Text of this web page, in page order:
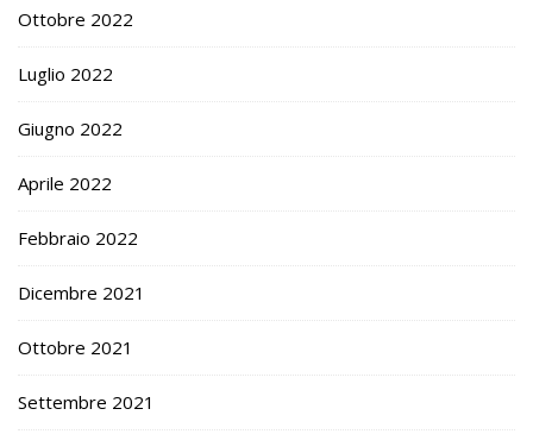
Ottobre 2022
Luglio 2022
Giugno 2022
Aprile 2022
Febbraio 2022
Dicembre 2021
Ottobre 2021
Settembre 2021